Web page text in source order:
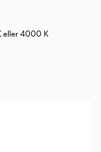
eller 4000 K